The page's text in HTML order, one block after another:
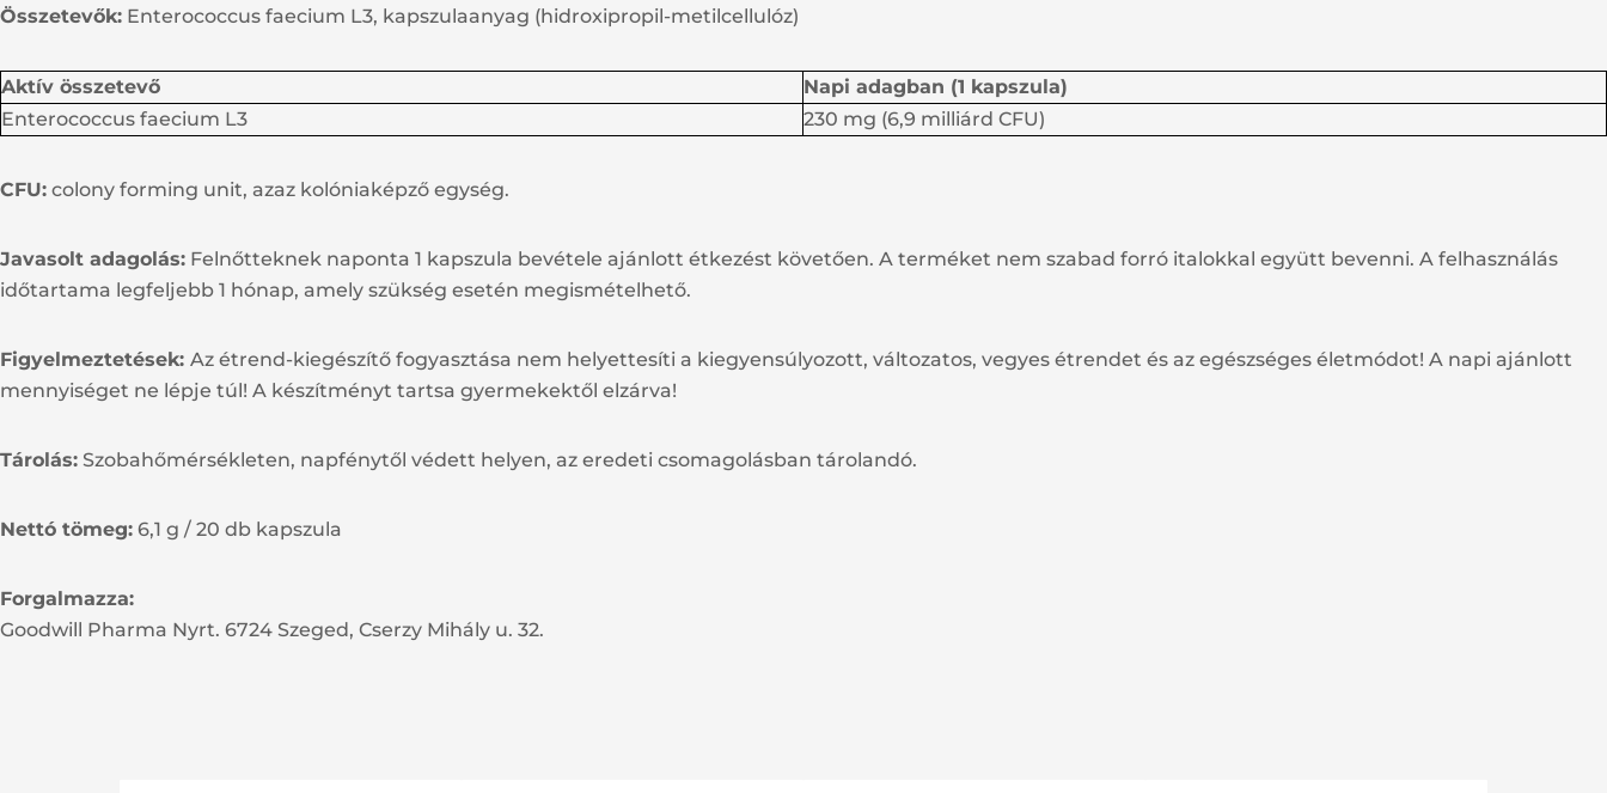
Összetevők: Enterococcus faecium L3, kapszulaanyag (hidroxipropil-metilcellulóz)
Aktív összetevő
Napi adagban (1 kapszula)
Enterococcus faecium L3
230 mg (6,9 milliárd CFU)
CFU: colony forming unit, azaz kolóniaképző egység.
Javasolt adagolás: Felnőtteknek naponta 1 kapszula bevétele ajánlott étkezést követően. A terméket nem szabad forró italokkal együtt bevenni. A felhasználás
időtartama legfeljebb 1 hónap, amely szükség esetén megismételhető.
Figyelmeztetések: Az étrend-kiegészítő fogyasztása nem helyettesíti a kiegyensúlyozott, változatos, vegyes étrendet és az egészséges életmódot! A napi ajánlott
mennyiséget ne lépje túl! A készítményt tartsa gyermekektől elzárva!
Tárolás: Szobahőmérsékleten, napfénytől védett helyen, az eredeti csomagolásban tárolandó.
Nettó tömeg: 6,1 g / 20 db kapszula
Forgalmazza:
Goodwill Pharma Nyrt. 6724 Szeged, Cserzy Mihály u. 32.